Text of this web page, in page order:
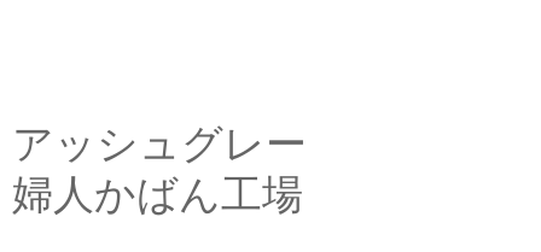
アッシュグレー
婦人かばん工場